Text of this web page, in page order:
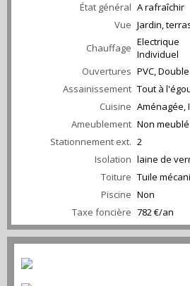
État général A rafraîchir
Vue Jardin,
Chauffage Electrique
Individuel
Ouvertures PVC,
Assainissement Tout à
Cuisine Aménagée,
Ameublement Non meublé
Stationnement ext. 2
Isolation laine de
Toiture Tuile
Piscine Non
Taxe foncière 782 €/an